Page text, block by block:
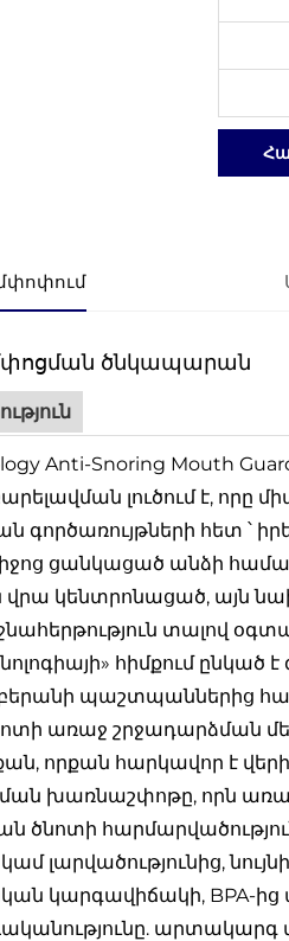
ծնկապարան
Anti-Snoring Mouth
լուծում է, որը
գործառույթների հետ ՝
ցանկացած անձի համար
կենտրոնացած, այն
տալով
հիմքում
բերանի պաշտպաններից
առաջ շրջադարձման
որքան հարկավոր է
խառնաշփոթը, որն
ծնոտի
լարվածությունից,
կարգավիճակի, BPA-ից
արտակարգ